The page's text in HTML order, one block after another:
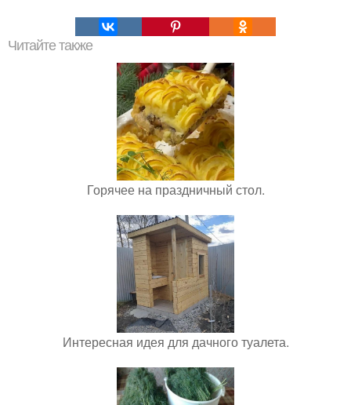
Читайте также
Горячее на праздничный стол.
Интересная идея для дачного туалета.